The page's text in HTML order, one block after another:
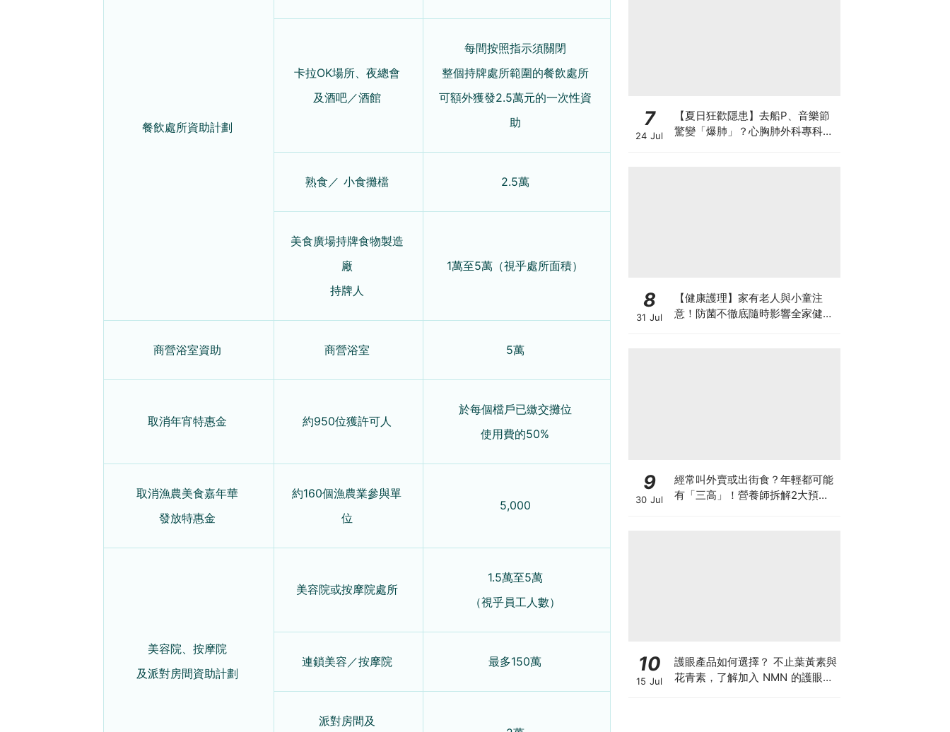
餐飲處所資助計劃
卡拉OK場所、夜總會
及酒吧／酒館
每間按照指示須關閉
整個持牌處所範圍的餐飲處所
可額外獲發2.5萬元的一次性資
助
熟食／ 小食攤檔 2.5萬
美食廣場持牌食物製造
廠
持牌人
1萬至5萬（視乎處所面積）
商營浴室資助 商營浴室 5萬
取消年宵特惠金 約950位獲許可人
於每個檔戶已繳交攤位
使用費的50%
取消漁農美食嘉年華
發放特惠金
約160個漁農業參與單
位
5,000
美容院、按摩院
及派對房間資助計劃
美容院或按摩院處所
1.5萬至5萬
（視乎員工人數）
連鎖美容／按摩院 最多150萬
派對房間及
7
24 Jul
【夏日狂歡隱患】去船P、音樂節
驚變「爆肺」？心胸肺外科專科醫
8
31 Jul
【健康護理】家有老人與小童注
意！防菌不徹底隨時影響全家健康
9
30 Jul
經常叫外賣或出街食？年輕都可能
有「三高」！營養師拆解2大預防
10
15 Jul
護眼產品如何選擇？ 不止葉黃素與
花青素，了解加入 NMN 的護眼方